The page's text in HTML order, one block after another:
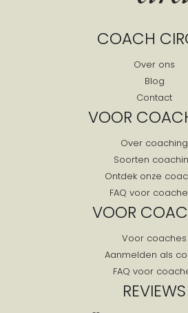
COACH
Over ons
Blog
Contact
VOOR
Over coaching
Soorten
Ontdek onze
FAQ voor
VOOR
Voor coaches
Aanmelden als
FAQ voor
REVIEWS